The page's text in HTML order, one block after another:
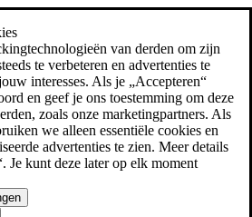
van derden om zijn
te verbeteren en advertenties te
interesses. Als je „Accepteren“
en geef je ons toestemming om deze
zoals onze marketingpartners. Als
we alleen essentiële cookies en
advertenties te zien. Meer details
Je kunt deze later op elk moment
meubel jezelf de beste prijs!